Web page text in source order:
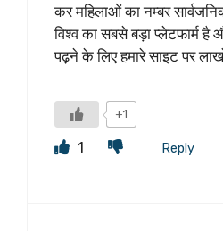
कर महिलाओं का नम्बर
विश्व का सबसे बड़ा प्लेटफार्म है
पढ़ने के लिए हमारे साइट पर
+1
1 Reply